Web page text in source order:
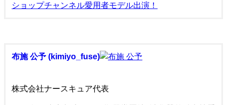
ショップチャンネル愛用者モデル出演！
布施 公予 (kimiyo_fuse)
株式会社ナースキュア代表